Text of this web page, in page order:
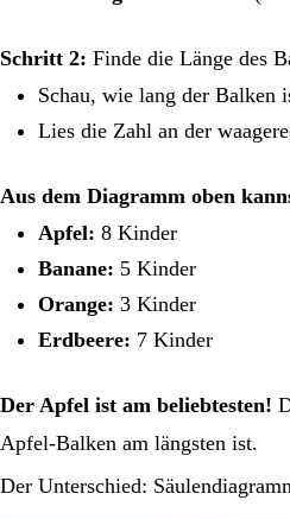
Schritt 2: Finde die Länge des
Schau, wie lang der Balken
Lies die Zahl an der
Aus dem Diagramm oben
Apfel: 8 Kinder
Banane: 5 Kinder
Orange: 3 Kinder
Erdbeere: 7 Kinder
Der Apfel ist am beliebtesten!
Apfel-Balken am längsten ist.
Der Unterschied: